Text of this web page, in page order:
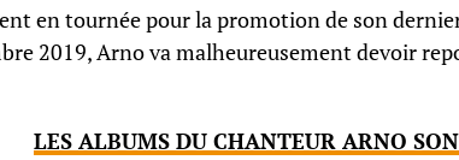
en tournée pour la promotion de son
2019, Arno va malheureusement devoir
LES ALBUMS DU CHANTEUR ARNO